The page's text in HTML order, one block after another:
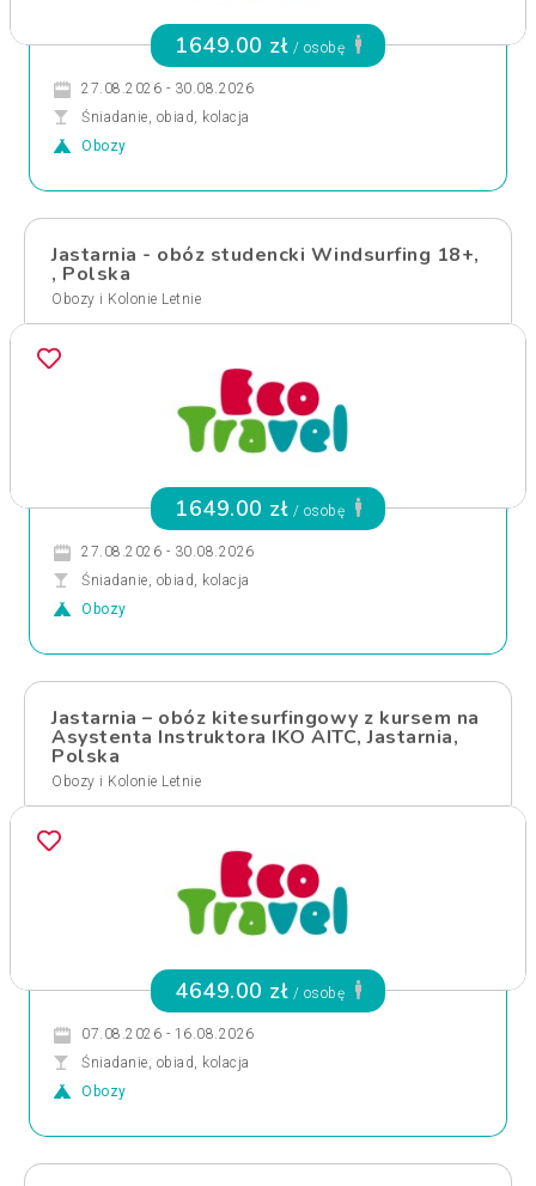
1649.00 zł / osobę
27.08.2026 - 30.08.2026
Śniadanie, obiad, kolacja
Obozy
Jastarnia - obóz studencki Windsurfing 18+,
, Polska
Obozy i Kolonie Letnie
1649.00 zł / osobę
27.08.2026 - 30.08.2026
Śniadanie, obiad, kolacja
Obozy
Jastarnia – obóz kitesurfingowy z kursem na
Asystenta Instruktora IKO AITC, Jastarnia,
Polska
Obozy i Kolonie Letnie
4649.00 zł / osobę
07.08.2026 - 16.08.2026
Śniadanie, obiad, kolacja
Obozy